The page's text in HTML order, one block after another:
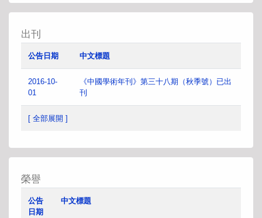
出刊
公告日期 中文標題
2016-10-
01
《中國學術年刊》第三十八期（秋季號）已出
刊
[ 全部展開 ]
榮譽
公告
日期
中文標題